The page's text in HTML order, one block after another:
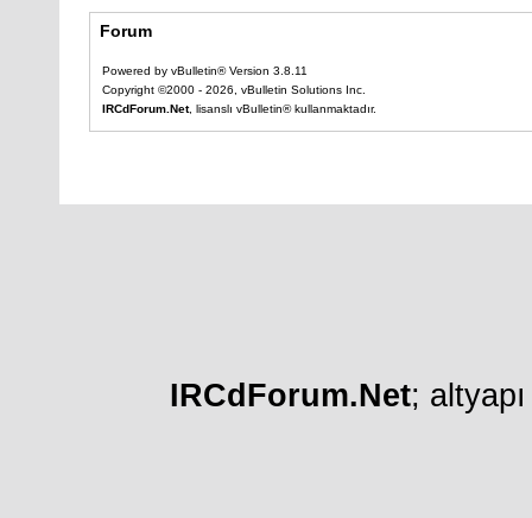
Forum
Powered by vBulletin® Version 3.8.11
Copyright ©2000 - 2026, vBulletin Solutions Inc.
IRCdForum.Net, lisanslı vBulletin® kullanmaktadır.
IRCdForum.Net;